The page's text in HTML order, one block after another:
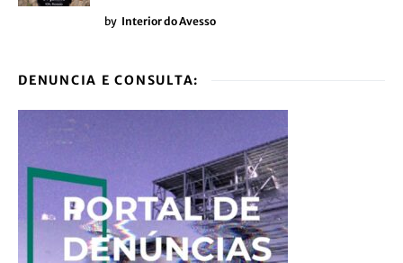
by Interior do Avesso
DENUNCIA E CONSULTA: